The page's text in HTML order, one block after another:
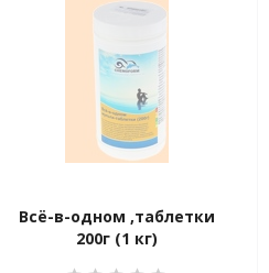
Всё-в-одном ,таблетки
200г (1 кг)